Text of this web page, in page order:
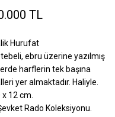
TL
Hurufat
ebru üzerine yazılmış
harflerin tek başına
yer almaktadır. Haliyle.
x 12 cm.
Rado Koleksiyonu.